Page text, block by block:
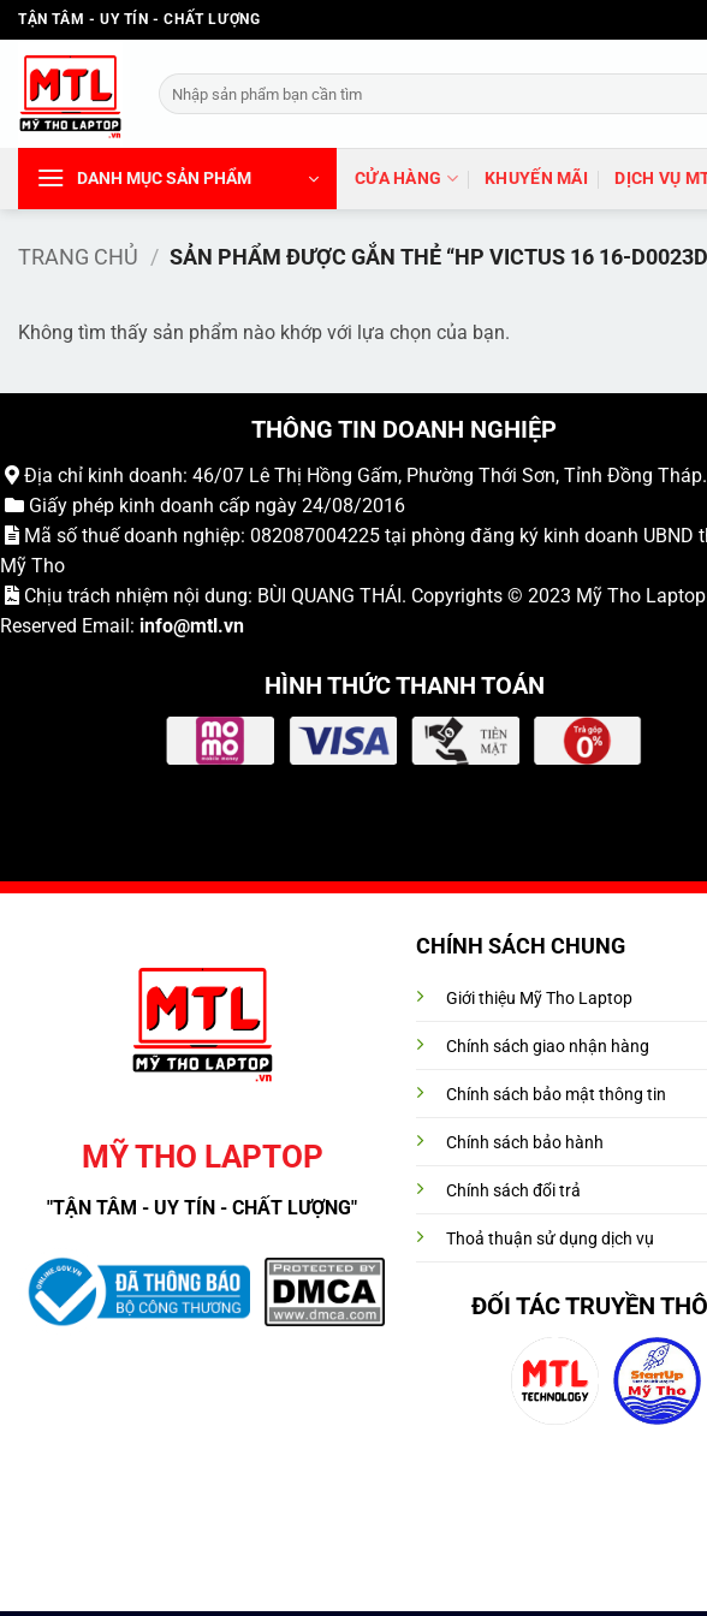
Bỏ
qua
dung
TẬN TÂM - UY TÍN - CHẤT LƯỢNG
Tìm
kiếm:
DANH MỤC SẢN PHẨM CỬA HÀNG KHUYẾN MÃI DỊCH VỤ
TRANG CHỦ / SẢN PHẨM ĐƯỢC GẮN THẺ “HP VICTUS 16 16-
Không tìm thấy sản phẩm nào khớp với lựa chọn của bạn.
THÔNG TIN DOANH NGHIỆP
Địa chỉ kinh doanh: 46/07 Lê Thị Hồng Gấm, Phường Thới Sơn, Tỉnh Đồng Tháp.
Giấy phép kinh doanh cấp ngày 24/08/2016
Mã số thuế doanh nghiệp: 082087004225 tại phòng đăng ký kinh doanh UBND
Mỹ Tho
Chịu trách nhiệm nội dung: BÙI QUANG THÁI. Copyrights © 2023 Mỹ Tho Laptop
Reserved Email: info@mtl.vn
HÌNH THỨC THANH TOÁN
MỸ THO LAPTOP
"TẬN TÂM - UY TÍN - CHẤT LƯỢNG"
CHÍNH SÁCH CHUNG
Giới thiệu Mỹ Tho Laptop
Chính sách giao nhận hàng
Chính sách bảo mật thông tin
Chính sách bảo hành
Chính sách đổi trả
Thoả thuận sử dụng dịch vụ
ĐỐI TÁC TRUYỀN